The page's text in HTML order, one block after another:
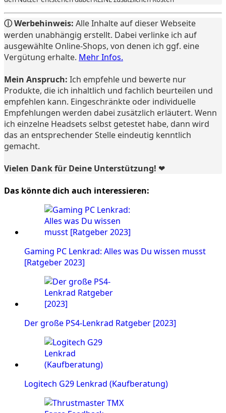
ⓘ Werbehinweis: Alle Inhalte auf dieser Webseite
werden unabhängig erstellt. Dabei verlinke ich auf
ausgewählte Online-Shops, von denen ich ggf. eine
Vergütung erhalte. Mehr Infos.
Mein Anspruch: Ich empfehle und bewerte nur
Produkte, die ich inhaltlich und fachlich beurteilen und
empfehlen kann. Eingeschränkte oder individuelle
Empfehlungen werden dabei zusätzlich erläutert. Wenn
ich einzelne Headsets selbst getestet habe, dann wird
das an entsprechender Stelle eindeutig kenntlich
gemacht.
Vielen Dank für Deine Unterstützung! ❤️
Das könnte dich auch interessieren:
Gaming PC Lenkrad: Alles was Du wissen musst
[Ratgeber 2023]
Der große PS4-Lenkrad Ratgeber [2023]
Logitech G29 Lenkrad (Kaufberatung)